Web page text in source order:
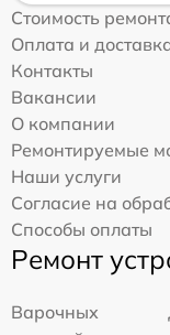
Стоимость
Оплата и
Контакты
Вакансии
О компании
Ремонтируемые
Наши услуги
Согласие на
Способы оплаты
Ремонт
Варочных